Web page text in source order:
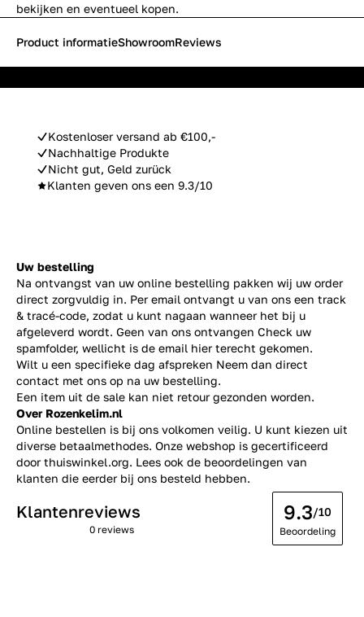
bekijken en eventueel kopen.
Kostenloser versand ab €100,-
Nachhaltige Produkte
Nicht gut, Geld zurück
Klanten geven ons een 9.3/10
Product informatieShowroomReviews
Uw bestelling
Na ontvangst van uw online bestelling pakken wij uw order
direct zorgvuldig in. Per email ontvangt u van ons een track
& tracé-code, zodat u kunt nagaan wanneer het bij u
afgeleverd wordt. Geen van ons ontvangen Check uw
spamfolder, wellicht is de email hier terecht gekomen.
Wilt u een specifieke dag afspreken Neem dan direct
contact met ons op na uw bestelling.
Een item uit de sale kan niet retour gezonden worden.
Over Rozenkelim.nl
Online bestellen is bij ons volkomen veilig. U kunt kiezen uit
diverse betaalmethodes. Onze webshop is gecertificeerd
door thuiswinkel.org. Lees ook de beoordelingen van
klanten die eerder bij ons besteld hebben.
Klantenreviews
0 reviews
9.3/10
Beoordeling